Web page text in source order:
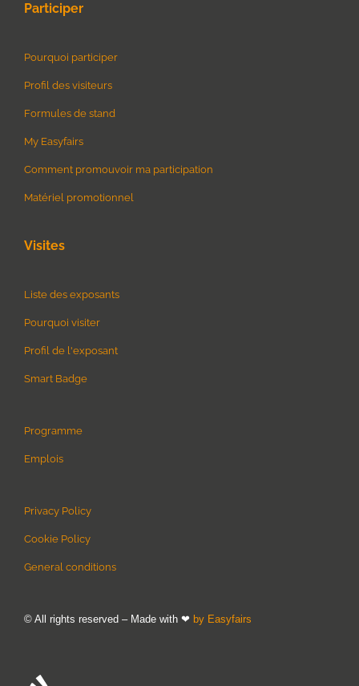
Participer
Pourquoi participer
Profil des visiteurs
Formules de stand
My Easyfairs
Comment promouvoir ma participation
Matériel promotionnel
Visites
Liste des exposants
Pourquoi visiter
Profil de l'exposant
Smart Badge
Programme
Emplois
Privacy Policy
Cookie Policy
General conditions
© All rights reserved – Made with ❤ by Easyfairs